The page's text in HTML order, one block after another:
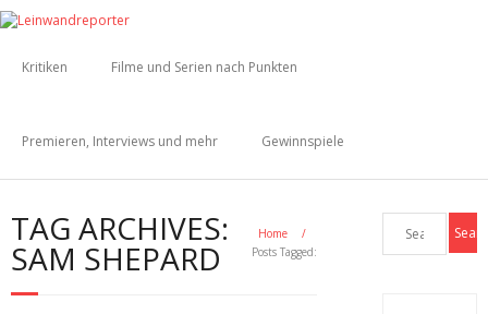
Kritiken Filme und Serien nach Punkten
Premieren, Interviews und mehr Gewinnspiele
TAG ARCHIVES:
SAM SHEPARD
Home
/
Posts Tagged: